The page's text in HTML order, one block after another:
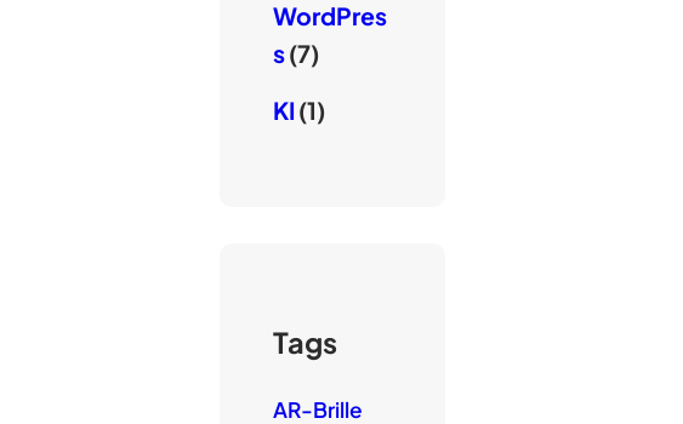
WordPres
s(7)
KI (1)
Tags
AR-Brille